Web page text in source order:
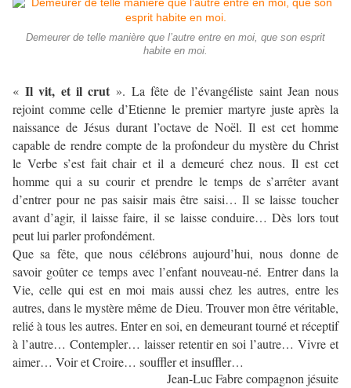
Demeurer de telle manière que l’autre entre en moi, que son esprit
habite en moi.
«Il vit, et il crut ». La fête de l’évangéliste saint Jean nous
rejoint comme celle d’Etienne le premier martyre juste après la
naissance de Jésus durant l’octave de Noël. Il est cet homme
capable de rendre compte de la profondeur du mystère du Christ
le Verbe s’est fait chair et il a demeuré chez nous. Il est cet
homme qui a su courir et prendre le temps de s’arrêter avant
d’entrer pour ne pas saisir mais être saisi… Il se laisse toucher
avant d’agir, il laisse faire, il se laisse conduire… Dès lors tout
peut lui parler profondément.
Que sa fête, que nous célébrons aujourd’hui, nous donne de
savoir goûter ce temps avec l’enfant nouveau-né. Entrer dans la
Vie, celle qui est en moi mais aussi chez les autres, entre les
autres, dans le mystère même de Dieu. Trouver mon être véritable,
relié à tous les autres. Enter en soi, en demeurant tourné et réceptif
à l’autre… Contempler… laisser retentir en soi l’autre… Vivre et
aimer… Voir et Croire… souffler et insuffler…
Jean-Luc Fabre compagnon jésuite